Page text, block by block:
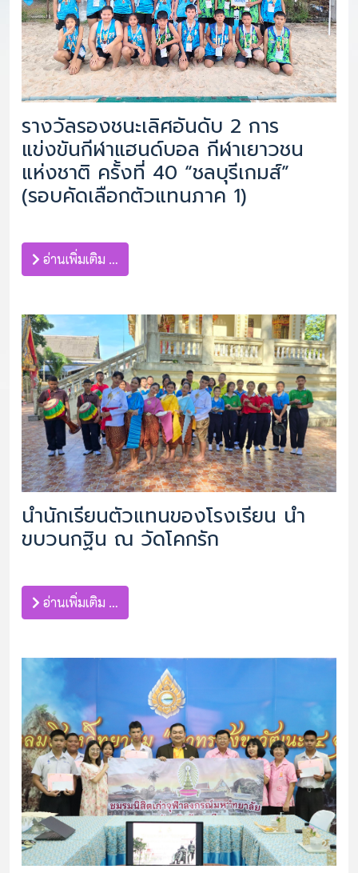
รางวัลรองชนะเลิศอันดับ 2 การ
แข่งขันกีฬาแฮนด์บอล กีฬาเยาวชน
แห่งชาติ ครั้งที่ 40 “ชลบุรีเกมส์”
(รอบคัดเลือกตัวแทนภาค 1)
อ่านเพิ่มเติม …
นำนักเรียนตัวแทนของโรงเรียน นำ
ขบวนกฐิน ณ วัดโคกรัก
อ่านเพิ่มเติม …